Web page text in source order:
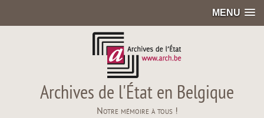
MENU
Archives de l'État en Belgique
Notre mémoire à tous !